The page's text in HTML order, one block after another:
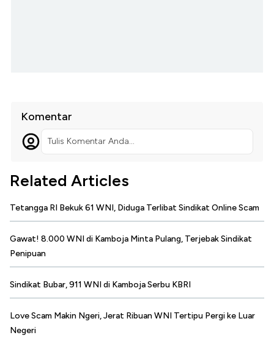
Komentar
Tulis Komentar Anda...
Related Articles
Tetangga RI Bekuk 61 WNI, Diduga Terlibat Sindikat Online Scam
Gawat! 8.000 WNI di Kamboja Minta Pulang, Terjebak Sindikat
Penipuan
Sindikat Bubar, 911 WNI di Kamboja Serbu KBRI
Love Scam Makin Ngeri, Jerat Ribuan WNI Tertipu Pergi ke Luar
Negeri